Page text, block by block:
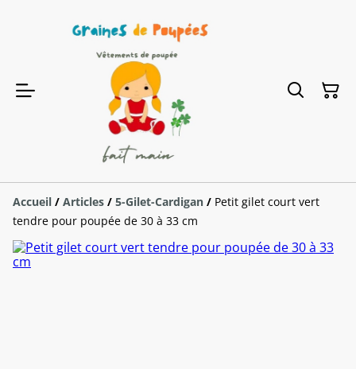
Accueil / Articles / 5-Gilet-Cardigan / Petit gilet court vert
tendre pour poupée de 30 à 33 cm